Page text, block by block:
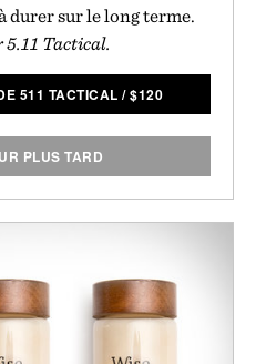
durer sur le long terme.
5.11 Tactical.
511 TACTICAL /$120
PLUS TARD